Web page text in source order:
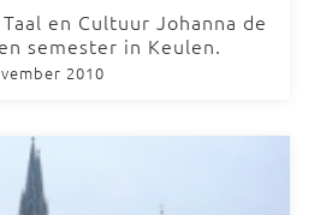
en Cultuur Johanna de
semester in Keulen.
2010